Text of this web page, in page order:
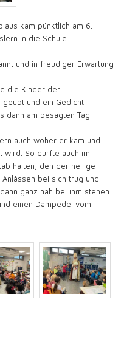
kam pünktlich am 6.
in die Schule.
und in freudiger Erwartung
die Kinder der
und ein Gedicht
dann am besagten Tag
auch woher er kam und
wird. So durfte auch im
halten, den der heilige
bei sich trug und
ganz nah bei ihm stehen.
einen Dampedei vom